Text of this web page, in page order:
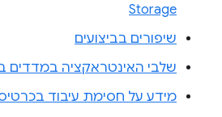
Storage
שיפורים בביצועים
שלבי האינטראקציה במדדים
מידע על חסימת עיבוד